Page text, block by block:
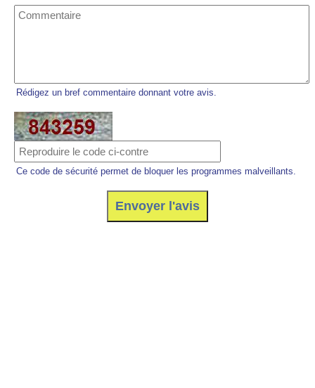
Rédigez un bref commentaire donnant votre avis.
Ce code de sécurité permet de bloquer les programmes malveillants.